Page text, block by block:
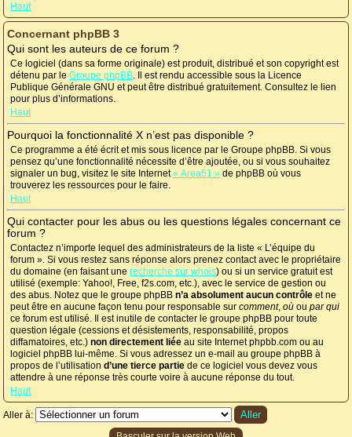
Haut
Concernant phpBB 3
Qui sont les auteurs de ce forum ?
Ce logiciel (dans sa forme originale) est produit, distribué et son copyright est
détenu par le Groupe phpBB. Il est rendu accessible sous la Licence
Publique Générale GNU et peut être distribué gratuitement. Consultez le lien
pour plus d’informations.
Haut
Pourquoi la fonctionnalité X n’est pas disponible ?
Ce programme a été écrit et mis sous licence par le Groupe phpBB. Si vous
pensez qu’une fonctionnalité nécessite d’être ajoutée, ou si vous souhaitez
signaler un bug, visitez le site Internet« Area51 » de phpBB où vous
trouverez les ressources pour le faire.
Haut
Qui contacter pour les abus ou les questions légales concernant ce
forum ?
Contactez n’importe lequel des administrateurs de la liste « L’équipe du
forum ». Si vous restez sans réponse alors prenez contact avec le propriétaire
du domaine (en faisant une recherche sur whois) ou si un service gratuit est
utilisé (exemple: Yahoo!, Free, f2s.com, etc.), avec le service de gestion ou
des abus. Notez que le groupe phpBB n’a absolument aucun contrôle et ne
peut être en aucune façon tenu pour responsable sur comment, où ou par qui
ce forum est utilisé. Il est inutile de contacter le groupe phpBB pour toute
question légale (cessions et désistements, responsabilité, propos
diffamatoires, etc.) non directement liée au site Internet phpbb.com ou au
logiciel phpBB lui-même. Si vous adressez un e-mail au groupe phpBB à
propos de l’utilisation d’une tierce partie de ce logiciel vous devez vous
attendre à une réponse très courte voire à aucune réponse du tout.
Haut
Aller à: